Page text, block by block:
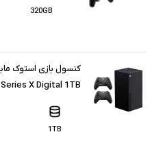
320GB
Series X Digital 1TB دو دسته
1TB